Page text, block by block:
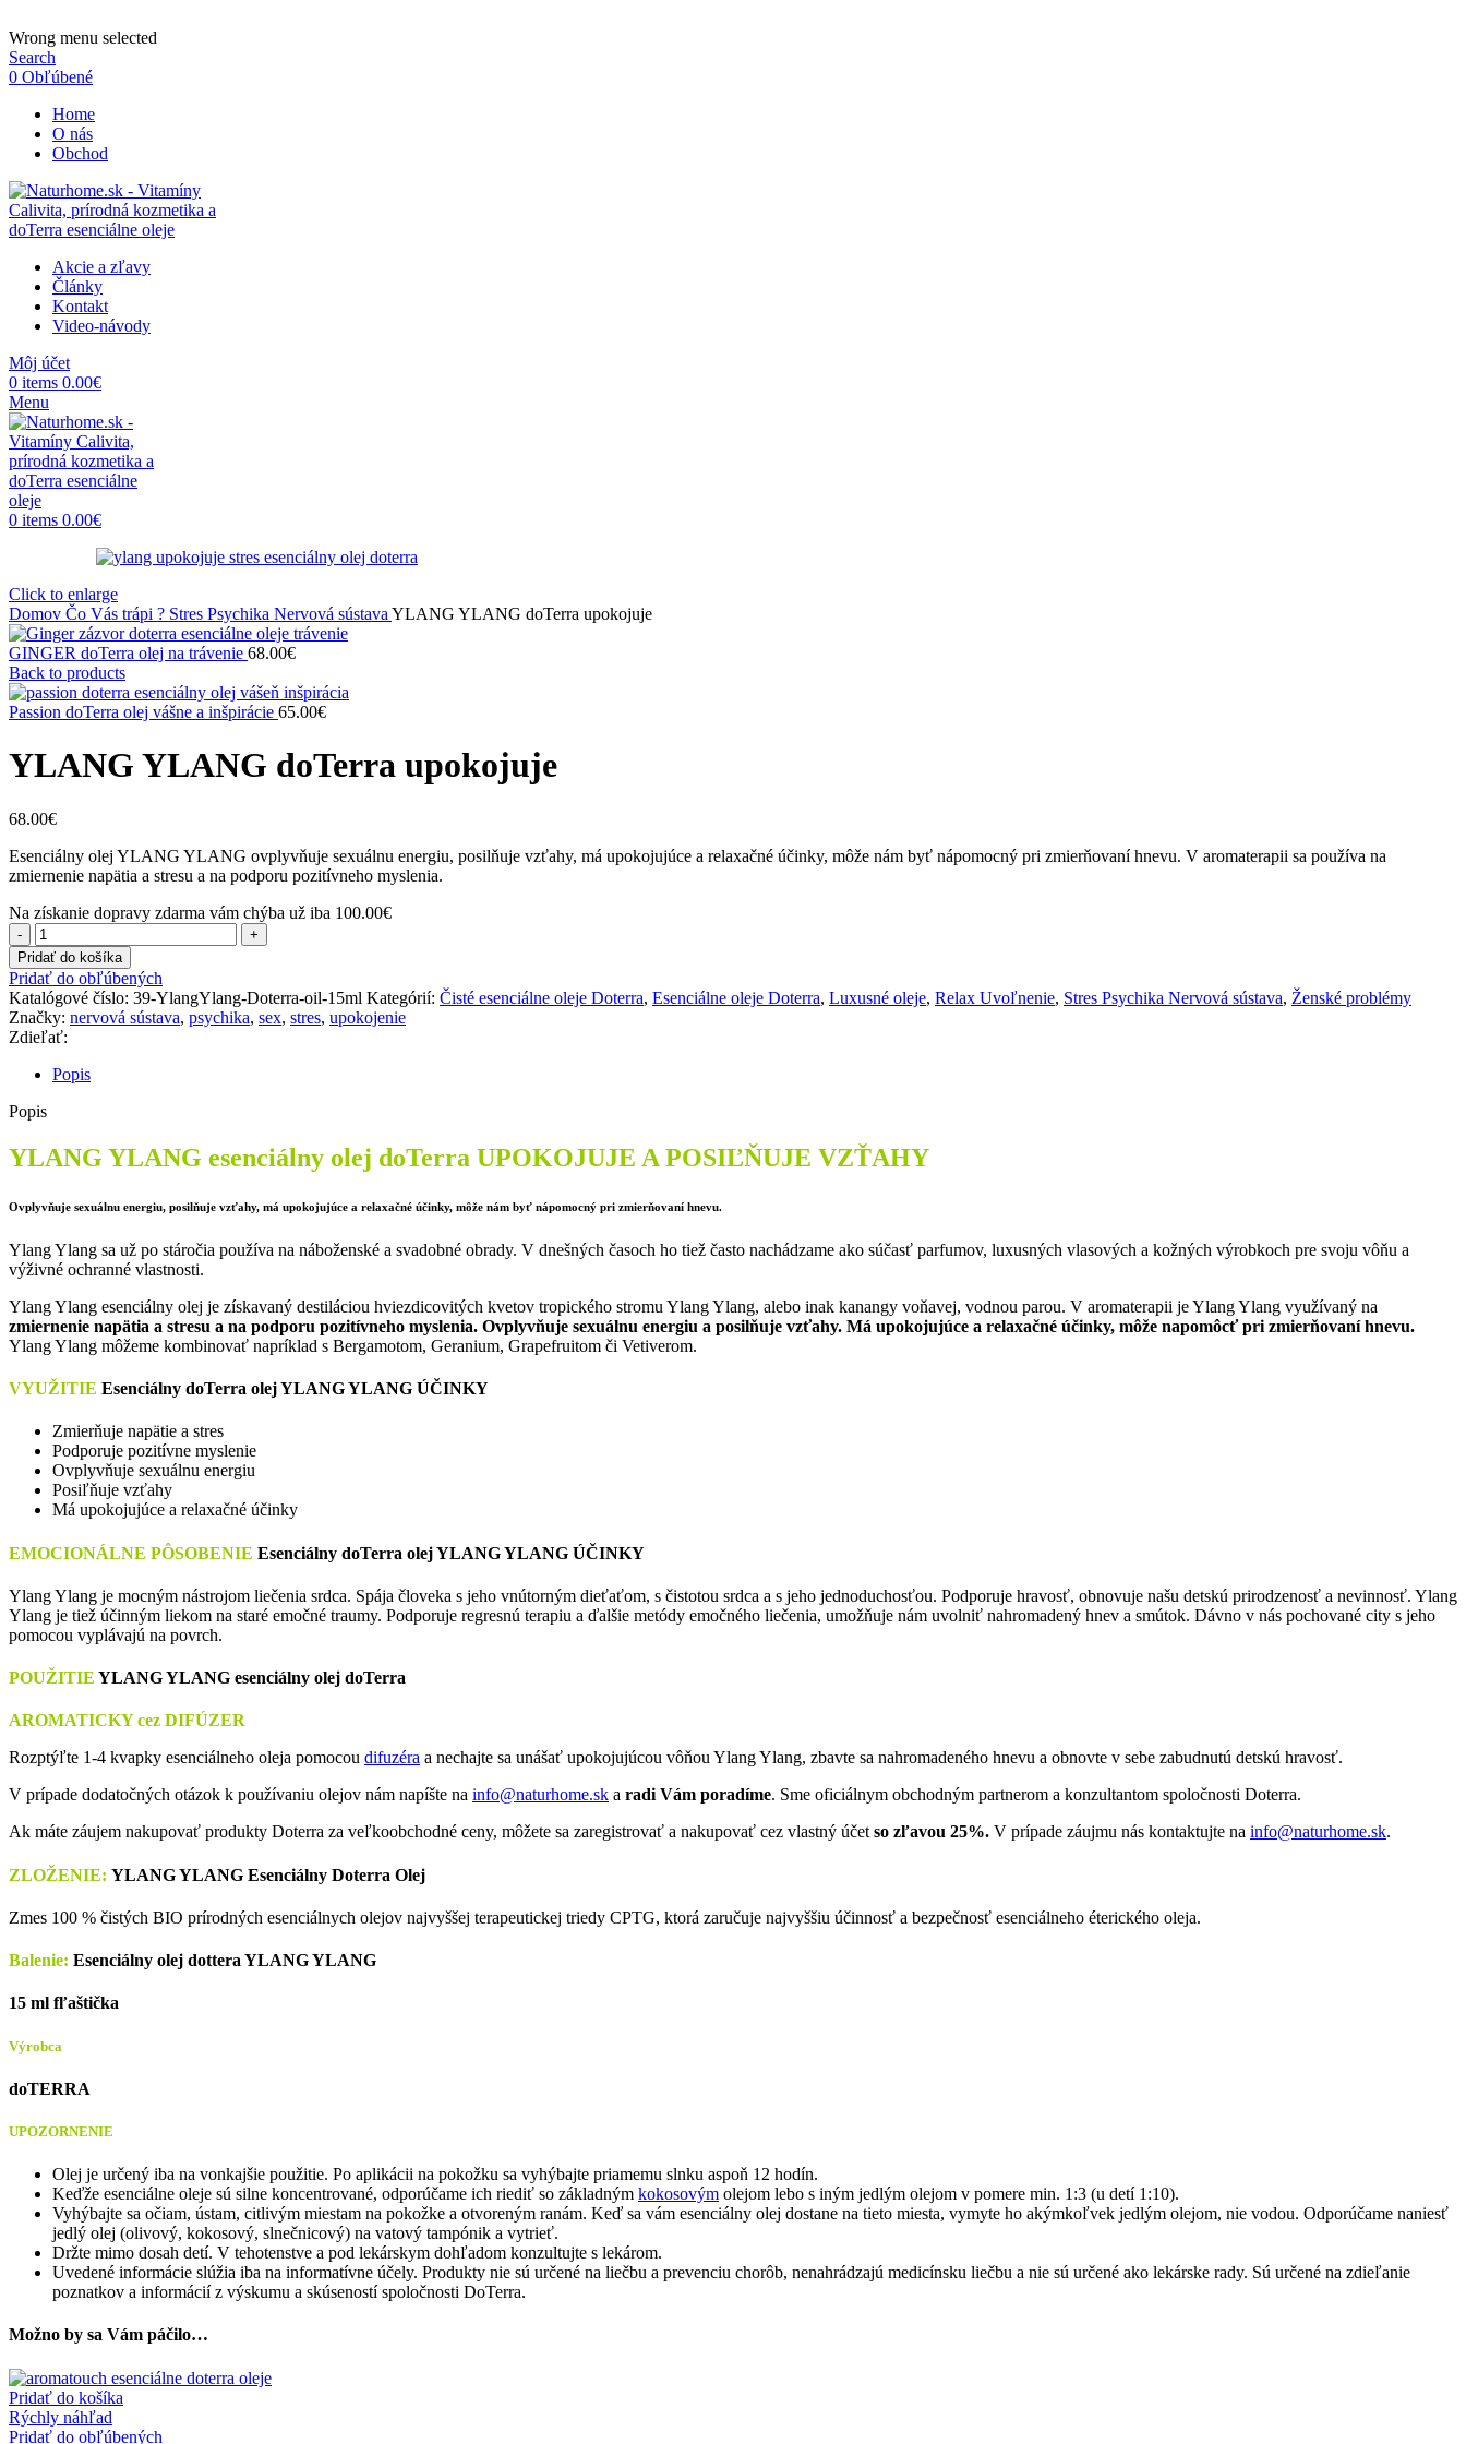
Wrong menu selected
Search
0 Obľúbené
Home
O nás
Obchod
Akcie a zľavy
Články
Kontakt
Video-návody
Môj účet
0 items 0.00€
Menu
0 items 0.00€
Click to enlarge
Domov Čo Vás trápi ? Stres Psychika Nervová sústava YLANG YLANG doTerra upokojuje
GINGER doTerra olej na trávenie 68.00€
Back to products
Passion doTerra olej vášne a inšpirácie 65.00€
YLANG YLANG doTerra upokojuje
68.00€
Esenciálny olej YLANG YLANG ovplyvňuje sexuálnu energiu, posilňuje vzťahy, má upokojujúce a relaxačné účinky, môže nám byť nápomocný pri zmierňovaní hnevu. V aromaterapii sa používa na
zmiernenie napätia a stresu a na podporu pozitívneho myslenia.
Na získanie dopravy zdarma vám chýba už iba 100.00€
množstvo
YLANG
YLANG
doTerra
upokojuje
Pridať do košíka
Pridať do obľúbených
Katalógové číslo: 39-YlangYlang-Doterra-oil-15ml Kategórií: Čisté esenciálne oleje Doterra, Esenciálne oleje Doterra, Luxusné oleje, Relax Uvoľnenie, Stres Psychika Nervová sústava, Ženské problémy
Značky: nervová sústava, psychika, sex, stres, upokojenie
Zdieľať:
Popis
Popis
YLANG YLANG esenciálny olej doTerra UPOKOJUJE A POSIĽŇUJE VZŤAHY
Ovplyvňuje sexuálnu energiu, posilňuje vzťahy, má upokojujúce a relaxačné účinky, môže nám byť nápomocný pri zmierňovaní hnevu.
Ylang Ylang sa už po stáročia používa na náboženské a svadobné obrady. V dnešných časoch ho tiež často nachádzame ako súčasť parfumov, luxusných vlasových a kožných výrobkoch pre svoju vôňu a
výživné ochranné vlastnosti.
Ylang Ylang esenciálny olej je získavaný destiláciou hviezdicovitých kvetov tropického stromu Ylang Ylang, alebo inak kanangy voňavej, vodnou parou. V aromaterapii je Ylang Ylang využívaný na
zmiernenie napätia a stresu a na podporu pozitívneho myslenia. Ovplyvňuje sexuálnu energiu a posilňuje vzťahy. Má upokojujúce a relaxačné účinky, môže napomôcť pri zmierňovaní hnevu.
Ylang Ylang môžeme kombinovať napríklad s Bergamotom, Geranium, Grapefruitom či Vetiverom.
VYUŽITIE Esenciálny doTerra olej YLANG YLANG ÚČINKY
Zmierňuje napätie a stres
Podporuje pozitívne myslenie
Ovplyvňuje sexuálnu energiu
Posiľňuje vzťahy
Má upokojujúce a relaxačné účinky
EMOCIONÁLNE PÔSOBENIE Esenciálny doTerra olej YLANG YLANG ÚČINKY
Ylang Ylang je mocným nástrojom liečenia srdca. Spája človeka s jeho vnútorným dieťaťom, s čistotou srdca a s jeho jednoduchosťou. Podporuje hravosť, obnovuje našu detskú prirodzenosť a nevinnosť. Ylang
Ylang je tiež účinným liekom na staré emočné traumy. Podporuje regresnú terapiu a ďalšie metódy emočného liečenia, umožňuje nám uvolniť nahromadený hnev a smútok. Dávno v nás pochované city s jeho
pomocou vyplávajú na povrch.
POUŽITIE YLANG YLANG esenciálny olej doTerra
AROMATICKY cez DIFÚZER
Rozptýľte 1-4 kvapky esenciálneho oleja pomocou difuzéra a nechajte sa unášať upokojujúcou vôňou Ylang Ylang, zbavte sa nahromadeného hnevu a obnovte v sebe zabudnutú detskú hravosť.
V prípade dodatočných otázok k používaniu olejov nám napíšte na info@naturhome.sk a radi Vám poradíme. Sme oficiálnym obchodným partnerom a konzultantom spoločnosti Doterra.
Ak máte záujem nakupovať produkty Doterra za veľkoobchodné ceny, môžete sa zaregistrovať a nakupovať cez vlastný účet so zľavou 25%. V prípade záujmu nás kontaktujte na info@naturhome.sk.
ZLOŽENIE: YLANG YLANG Esenciálny Doterra Olej
Zmes 100 % čistých BIO prírodných esenciálnych olejov najvyššej terapeutickej triedy CPTG, ktorá zaručuje najvyššiu účinnosť a bezpečnosť esenciálneho éterického oleja.
Balenie: Esenciálny olej dottera YLANG YLANG
15 ml fľaštička
Výrobca
doTERRA
UPOZORNENIE
Olej je určený iba na vonkajšie použitie. Po aplikácii na pokožku sa vyhýbajte priamemu slnku aspoň 12 hodín.
Keďže esenciálne oleje sú silne koncentrované, odporúčame ich riediť so základným kokosovým olejom lebo s iným jedlým olejom v pomere min. 1:3 (u detí 1:10).
Vyhýbajte sa očiam, ústam, citlivým miestam na pokožke a otvoreným ranám. Keď sa vám esenciálny olej dostane na tieto miesta, vymyte ho akýmkoľvek jedlým olejom, nie vodou. Odporúčame naniesť
jedlý olej (olivový, kokosový, slnečnicový) na vatový tampónik a vytrieť.
Držte mimo dosah detí. V tehotenstve a pod lekárskym dohľadom konzultujte s lekárom.
Uvedené informácie slúžia iba na informatívne účely. Produkty nie sú určené na liečbu a prevenciu chorôb, nenahrádzajú medicínsku liečbu a nie sú určené ako lekárske rady. Sú určené na zdieľanie
poznatkov a informácií z výskumu a skúseností spoločnosti DoTerra.
Možno by sa Vám páčilo…
Pridať do košíka
Rýchly náhľad
Pridať do obľúbených